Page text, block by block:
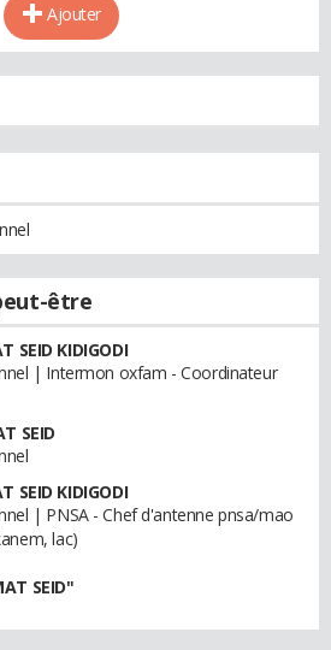
Ajouter
être
SEID KIDIGODI
| Intermon oxfam - Coordinateur
SEID
SEID KIDIGODI
| PNSA - Chef d'antenne pnsa/mao
lac)
SEID"